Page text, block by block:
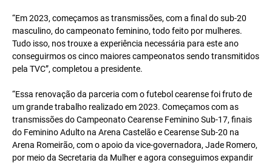
“Em 2023, começamos as transmissões, com a final do sub-20
masculino, do campeonato feminino, todo feito por mulheres.
Tudo isso, nos trouxe a experiência necessária para este ano
conseguirmos os cinco maiores campeonatos sendo transmitidos
pela TVC”, completou a presidente.
“Essa renovação da parceria com o futebol cearense foi fruto de
um grande trabalho realizado em 2023. Começamos com as
transmissões do Campeonato Cearense Feminino Sub-17, finais
do Feminino Adulto na Arena Castelão e Cearense Sub-20 na
Arena Romeirão, com o apoio da vice-governadora, Jade Romero,
por meio da Secretaria da Mulher e agora conseguimos expandir